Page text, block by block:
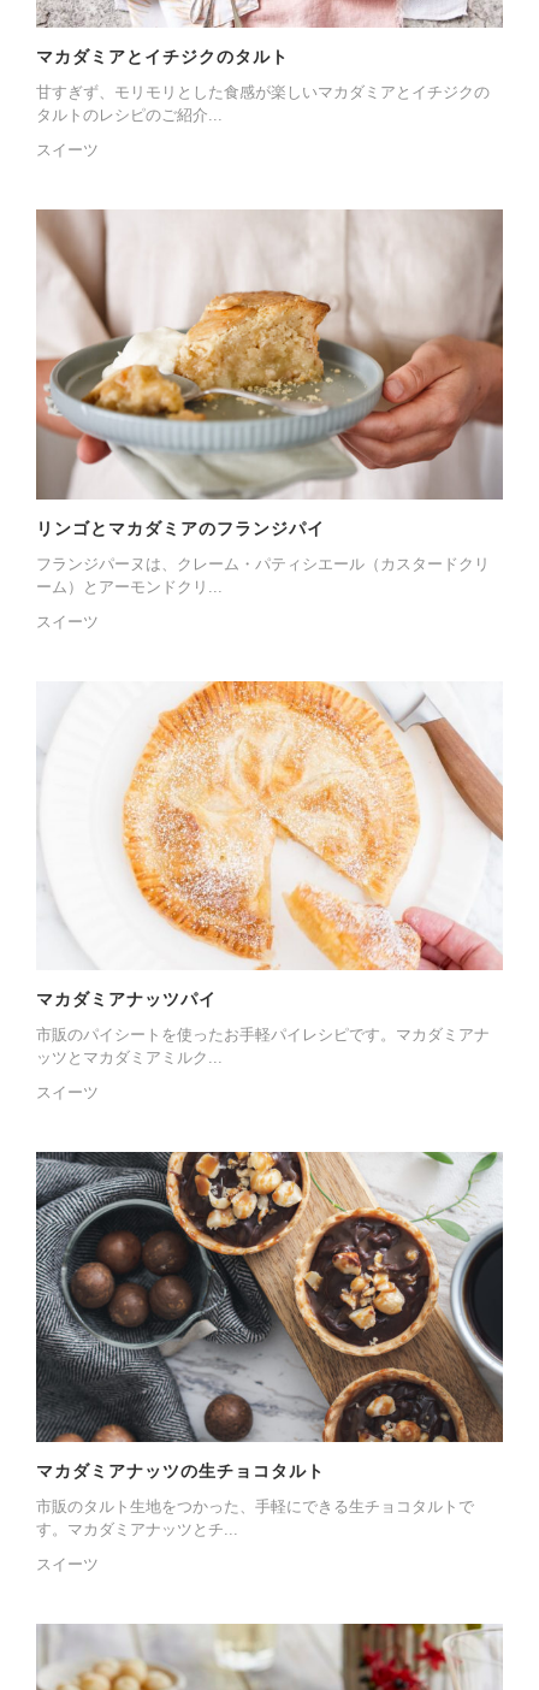
マカダミアとイチジクのタルト
甘すぎず、モリモリとした食感が楽しいマカダミアとイチジクの
タルトのレシピのご紹介...
スイーツ
リンゴとマカダミアのフランジパイ
フランジパーヌは、クレーム・パティシエール（カスタードクリ
ーム）とアーモンドクリ...
スイーツ
マカダミアナッツパイ
市販のパイシートを使ったお手軽パイレシピです。マカダミアナ
ッツとマカダミアミルク...
スイーツ
マカダミアナッツの生チョコタルト
市販のタルト生地をつかった、手軽にできる生チョコタルトで
す。マカダミアナッツとチ...
スイーツ